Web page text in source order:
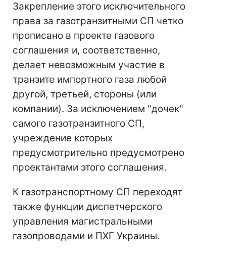
Закрепление этого исключительного
права за газотранзитными СП четко
прописано в проекте газового
соглашения и, соответственно,
делает невозможным участие в
транзите импортного газа любой
другой, третьей, стороны (или
компании). За исключением "дочек"
самого газотранзитного СП,
учреждение которых
предусмотрительно предусмотрено
проектантами этого соглашения.
К газотранспортному СП переходят
также функции диспетчерского
управления магистральными
газопроводами и ПХГ Украины.